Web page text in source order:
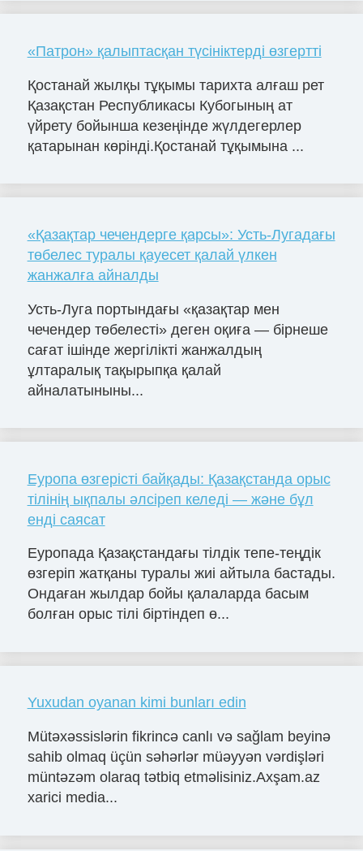
«Патрон» қалыптасқан түсініктерді өзгертті
Қостанай жылқы тұқымы тарихта алғаш рет
Қазақстан Республикасы Кубогының ат
үйрету бойынша кезеңінде жүлдегерлер
қатарынан көрінді.Қостанай тұқымына ...
«Қазақтар чечендерге қарсы»: Усть-Лугадағы
төбелес туралы қауесет қалай үлкен
жанжалға айналды
Усть-Луга портындағы «қазақтар мен
чечендер төбелесті» деген оқиға — бірнеше
сағат ішінде жергілікті жанжалдың
ұлтаралық тақырыпқа қалай
айналатыныны...
Еуропа өзгерісті байқады: Қазақстанда орыс
тілінің ықпалы әлсіреп келеді — және бұл
енді саясат
Еуропада Қазақстандағы тілдік тепе-теңдік
өзгеріп жатқаны туралы жиі айтыла бастады.
Ондаған жылдар бойы қалаларда басым
болған орыс тілі біртіндеп ө...
Yuxudan oyanan kimi bunları edin
Mütəxəssislərin fikrincə canlı və sağlam beyinə
sahib olmaq üçün səhərlər müəyyən vərdişləri
müntəzəm olaraq tətbiq etməlisiniz.Axşam.az
xarici media...